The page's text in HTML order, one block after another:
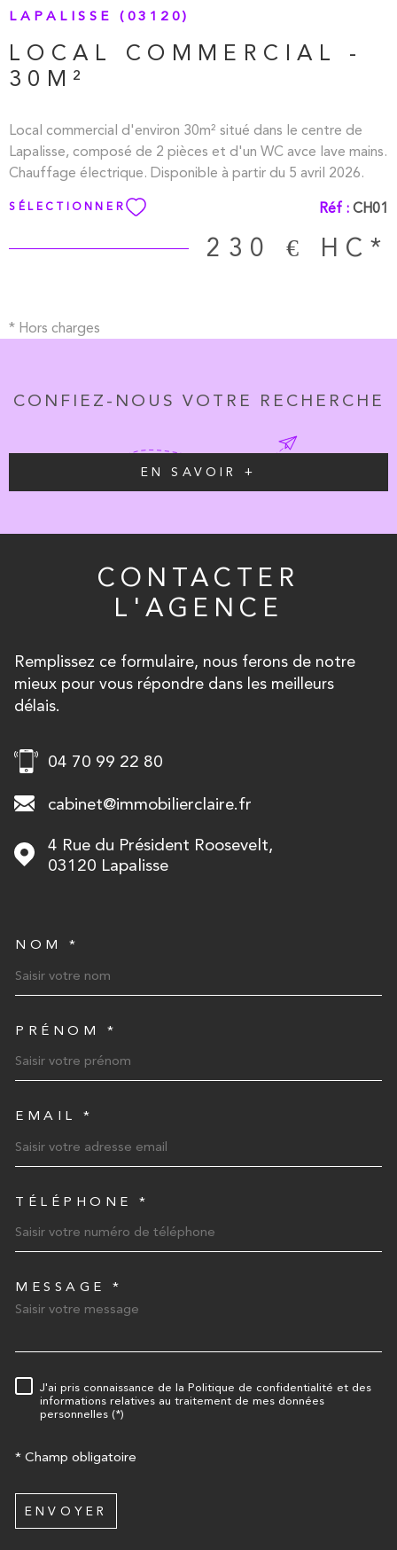
LAPALISSE (03120)
LOCAL COMMERCIAL -
30M²
Local commercial d'environ 30m² situé dans le centre de
Lapalisse, composé de 2 pièces et d'un WC avce lave mains.
Chauffage électrique. Disponible à partir du 5 avril 2026.
SÉLECTIONNER Réf : CH01
230 € HC*
* Hors charges
CONFIEZ-NOUS VOTRE RECHERCHE
EN SAVOIR +
CONTACTER
L'AGENCE
Remplissez ce formulaire, nous ferons de notre
mieux pour vous répondre dans les meilleurs
délais.
04 70 99 22 80
cabinet@immobilierclaire.fr
4 Rue du Président Roosevelt,
03120
Lapalisse
NOM *
PRÉNOM *
EMAIL *
TÉLÉPHONE *
MESSAGE *
RÈGLEMENTATION
J'ai pris connaissance de la Politique de confidentialité et des
informations relatives au traitement de mes données
personnelles (*)
* Champ obligatoire
ENVOYER